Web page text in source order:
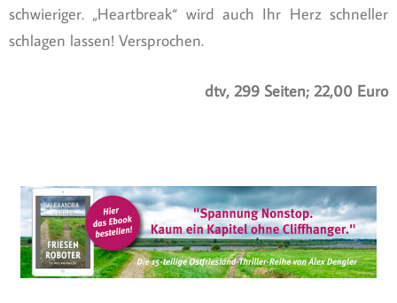
schwieriger. „Heartbreak“ wird auch Ihr Herz schneller
schlagen lassen! Versprochen.
dtv, 299 Seiten; 22,00 Euro